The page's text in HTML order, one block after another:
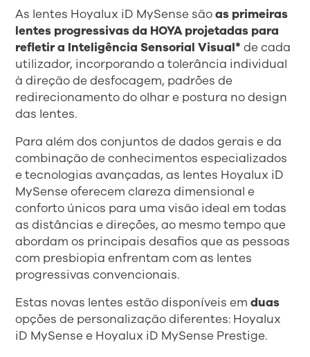
As lentes Hoyalux iD MySense sãoas primeiras
lentes progressivas da HOYA projetadas para
refletir a Inteligência Sensorial Visual* de cada
utilizador, incorporando a tolerância individual
à direção de desfocagem, padrões de
redirecionamento do olhar e postura no design
das lentes.
Para além dos conjuntos de dados gerais e da
combinação de conhecimentos especializados
e tecnologias avançadas, as lentes Hoyalux iD
MySense oferecem clareza dimensional e
conforto únicos para uma visão ideal em todas
as distâncias e direções, ao mesmo tempo que
abordam os principais desafios que as pessoas
com presbiopia enfrentam com as lentes
progressivas convencionais.
Estas novas lentes estão disponíveis emduas
opções de personalização diferentes: Hoyalux
iD MySense e Hoyalux iD MySense Prestige.